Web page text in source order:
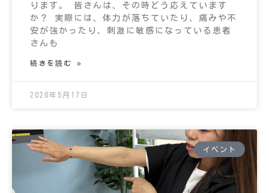
ります。 皆さんは、その時どう応えています
か？ 実際には、体力が落ちていたり、痛みや不
安が強かったり、刺激に敏感になっている患者
さんも
続きを読む »
2026年5月17日
イベント